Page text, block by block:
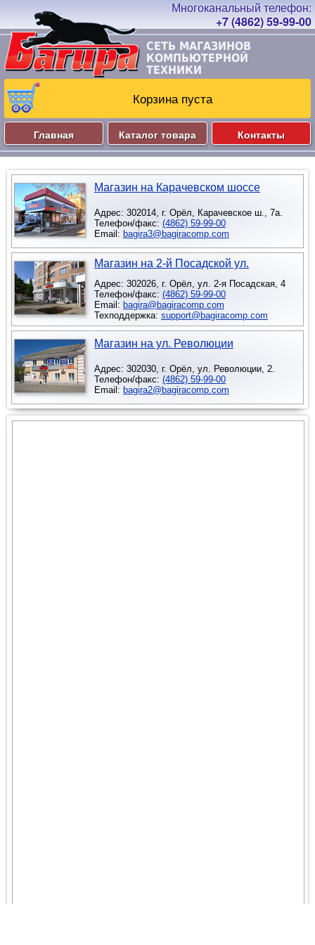
+7 (4862) 59-99-00
СЕТЬ МАГАЗИНОВ
КОМПЬЮТЕРНОЙ
ТЕХНИКИ
Корзина пуста
Главная Каталог товара Контакты
Магазин на Карачевском шоссе
Адрес: 302014, г. Орёл, Карачевское ш., 7а.
Телефон/факс: (4862) 59-99-00
Email: bagira3@bagiracomp.com
Магазин на 2-й Посадской ул.
Адрес: 302026, г. Орёл, ул. 2-я Посадская, 4
Телефон/факс: (4862) 59-99-00
Email: bagira@bagiracomp.com
Техподдержка: support@bagiracomp.com
Магазин на ул. Революции
Адрес: 302030, г. Орёл, ул. Революции, 2.
Телефон/факс: (4862) 59-99-00
Email: bagira2@bagiracomp.com